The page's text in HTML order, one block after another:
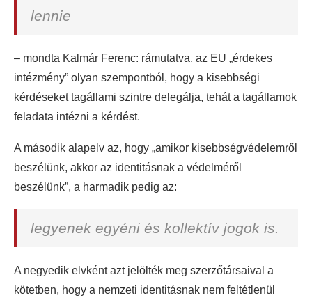
lennie
– mondta Kalmár Ferenc: rámutatva, az EU „érdekes
intézmény” olyan szempontból, hogy a kisebbségi
kérdéseket tagállami szintre delegálja, tehát a tagállamok
feladata intézni a kérdést.
A második alapelv az, hogy „amikor kisebbségvédelemről
beszélünk, akkor az identitásnak a védelméről
beszélünk”, a harmadik pedig az:
legyenek egyéni és kollektív jogok is.
A negyedik elvként azt jelölték meg szerzőtársaival a
kötetben, hogy a nemzeti identitásnak nem feltétlenül